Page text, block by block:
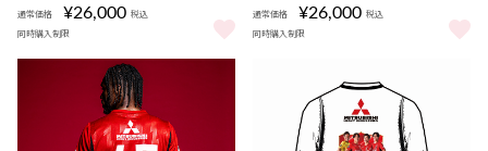
通常価格 ¥26,000 税込
同時購入制限
通常価格 ¥26,000 税込
同時購入制限